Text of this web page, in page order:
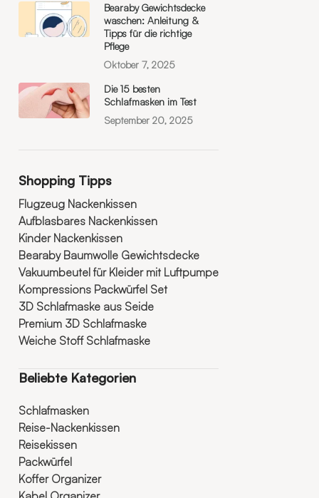
Bearaby Gewichtsdecke
waschen: Anleitung &
Tipps für die richtige
Pflege
Oktober 7, 2025
Die 15 besten
Schlafmasken im Test
September 20, 2025
Shopping Tipps
Flugzeug Nackenkissen
Aufblasbares Nackenkissen
Kinder Nackenkissen
Bearaby Baumwolle Gewichtsdecke
Vakuumbeutel für Kleider mit Luftpumpe
Kompressions Packwürfel Set
3D Schlafmaske aus Seide
Premium 3D Schlafmaske
Weiche Stoff Schlafmaske
Beliebte Kategorien
Schlafmasken
Reise-Nackenkissen
Reisekissen
Packwürfel
Koffer Organizer